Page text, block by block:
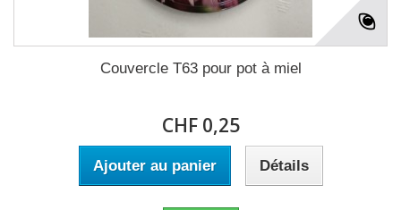
Couvercle T63 pour pot à miel
CHF 0,25
Ajouter au panier Détails